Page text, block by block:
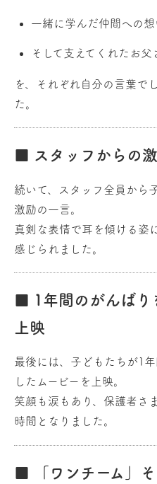
一緒に学んだ仲間への想
そして支えてくれたお
を、それぞれ自分の言葉で
た。
■ スタッフからの
続いて、スタッフ全員から
激励の一言。
真剣な表情で耳を傾ける姿
感じられました。
■ 1年間のがんばり
上映
最後には、子どもたちが1
したムービーを上映。
笑顔も涙もあり、保護者さ
時間となりました。
■ 「ワンチーム」